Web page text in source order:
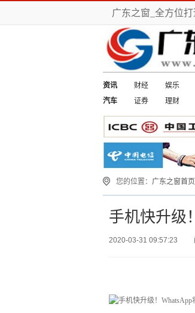
广东之窗_全方位
资讯 财经 娱乐
汽车
证券 理财
您的位置： 广东之窗首页
手机快升级
2020-03-31 09:57:23